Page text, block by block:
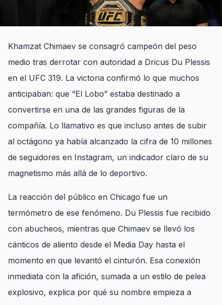
Khamzat Chimaev se consagró campeón del peso
medio tras derrotar con autoridad a Dricus Du Plessis
en el UFC 319. La victoria confirmó lo que muchos
anticipaban: que “El Lobo” estaba destinado a
convertirse en una de las grandes figuras de la
compañía. Lo llamativo es que incluso antes de subir
al octágono ya había alcanzado la cifra de 10 millones
de seguidores en Instagram, un indicador claro de su
magnetismo más allá de lo deportivo.
La reacción del público en Chicago fue un
termómetro de ese fenómeno. Du Plessis fue recibido
con abucheos, mientras que Chimaev se llevó los
cánticos de aliento desde el Media Day hasta el
momento en que levantó el cinturón. Esa conexión
inmediata con la afición, sumada a un estilo de pelea
explosivo, explica por qué su nombre empieza a